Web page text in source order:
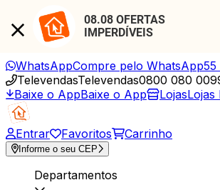
08.08 OFERTAS
IMPERDÍVEIS
WhatsAppCompre pelo WhatsApp55
TelevendasTelevendas0800 080
Baixe o AppBaixe o App LojasLojas
Entrar Favoritos Carrinho
Informe o seu CEP
Departamentos